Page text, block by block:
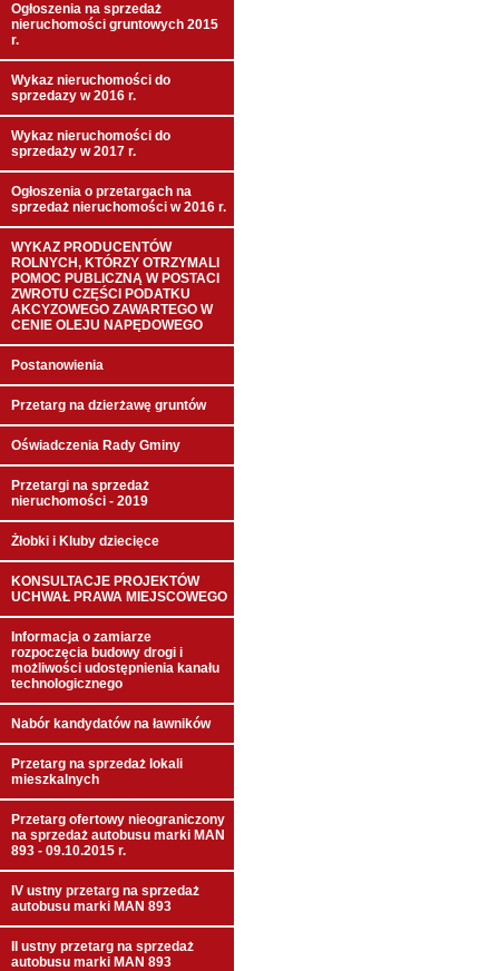
Ogłoszenia na sprzedaż
nieruchomości gruntowych 2015
r.
Wykaz nieruchomości do
sprzedazy w 2016 r.
Wykaz nieruchomości do
sprzedaży w 2017 r.
Ogłoszenia o przetargach na
sprzedaż nieruchomości w 2016 r.
WYKAZ PRODUCENTÓW
ROLNYCH, KTÓRZY OTRZYMALI
POMOC PUBLICZNĄ W POSTACI
ZWROTU CZĘŚCI PODATKU
AKCYZOWEGO ZAWARTEGO W
CENIE OLEJU NAPĘDOWEGO
Postanowienia
Przetarg na dzierżawę gruntów
Oświadczenia Rady Gminy
Przetargi na sprzedaż
nieruchomości - 2019
Żłobki i Kluby dziecięce
KONSULTACJE PROJEKTÓW
UCHWAŁ PRAWA MIEJSCOWEGO
Informacja o zamiarze
rozpoczęcia budowy drogi i
możliwości udostępnienia kanału
technologicznego
Nabór kandydatów na ławników
Przetarg na sprzedaż lokali
mieszkalnych
Przetarg ofertowy nieograniczony
na sprzedaż autobusu marki MAN
893 - 09.10.2015 r.
IV ustny przetarg na sprzedaż
autobusu marki MAN 893
II ustny przetarg na sprzedaż
autobusu marki MAN 893